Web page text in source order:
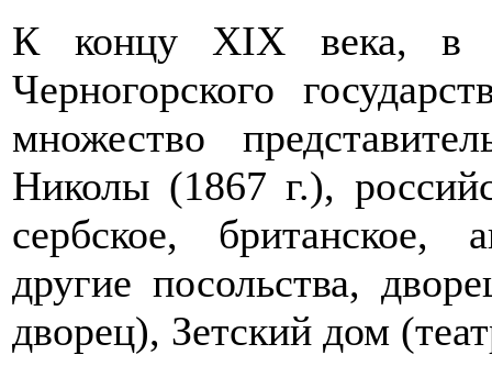
К концу XIX века, в
Черногорского
множество
Николы (1867 г.),
сербское, британское,
другие посольства,
дворец), Зетский дом